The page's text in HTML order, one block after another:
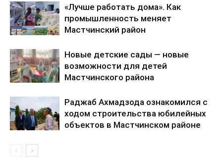
«Лучше работать дома». Как
промышленность меняет
Мастчинский район
Новые детские сады — новые
возможности для детей
Мастчинского района
Раджаб Ахмадзода ознакомился с
ходом строительства юбилейных
объектов в Мастчинском районе